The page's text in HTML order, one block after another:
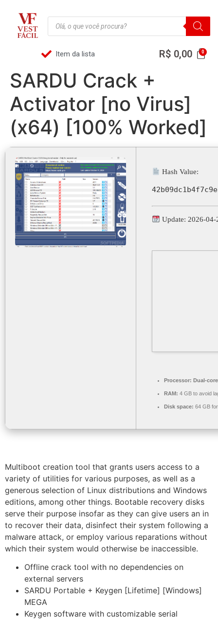
Item da lista R$ 0,00
SARDU Crack +
Activator [no Virus]
(x64) [100% Worked]
Hash Value:
Update: 2026-04-
Processor: Dual-
RAM: 4 GB to avoid
Disk space: 64 GB
Multiboot creation tool that grants users access to a
variety of utilities for various purposes, as well as a
generous selection of Linux distributions and Windows
editions, among other things. Bootable recovery disks
serve their purpose insofar as they can give users an in
to recover their data, disinfect their system following a
malware attack, or employ various reparations without
which their system would otherwise be inaccessible.
Offline crack tool with no dependencies on
external servers
SARDU Portable + Keygen [Lifetime] [Windows]
MEGA
Keygen software with customizable serial